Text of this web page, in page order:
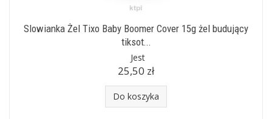
Slowianka Żel Tixo Baby Boomer Cover 15g żel budujący
tiksot...
Jest
25,50 zł
Do koszyka